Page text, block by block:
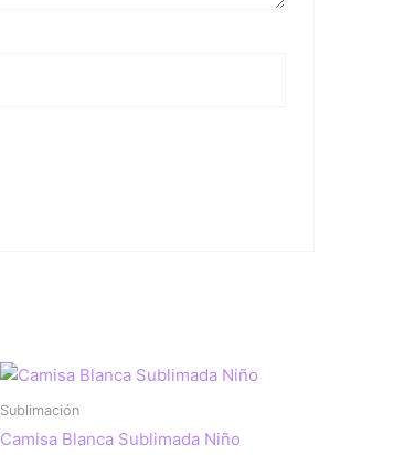
Sublimación
Camisa Blanca Sublimada Niño
Rango
$5.00